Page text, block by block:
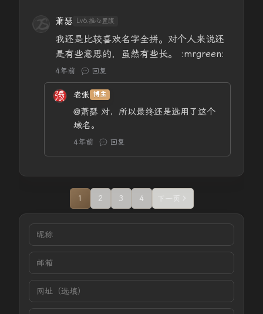
萧瑟 Lv6.推心置腹
我还是比较喜欢名字全拼。对个人来说还
是有些意思的，虽然有些长。 :mrgreen:
4年前 回复
老张 博主
@萧瑟 对，所以最终还是选用了这个
域名。
4年前 回复
1 2 3 4 下一页